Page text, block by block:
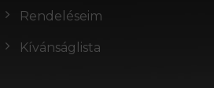
Rendeléseim
Kívánságlista